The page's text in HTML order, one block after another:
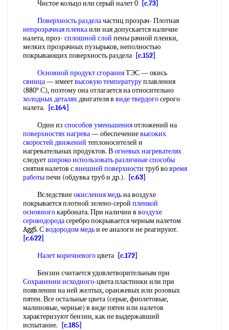
Чистое кольцо или серый налет 0 [c.73]
Поверхность разделачастиц прозрач- Плотная
непрозрачная пленкаили ная допускается наличие
налета, проз- сплошной слой пены рачной пленки,
мелких прозрачных пузырьков, неполностью
покрывающих поверхность раздела [c.152]
Основной продукт сгоранияТЭС — окись
свинца— имеетвысокую температуруплавления
(880° С), поэтому она отлагается на относительно
холодных деталяхдвигателя в виде твердогосерого
налета.
[c.164]
Один из способов уменьшенияотложений на
поверхностях нагрева— обеспечениевысоких
скоростей движений теплоносителей и
нагревательных продуктов. Вогневых нагревателях
следуетшироко использоватьразличные способы
снятия налетов свнешней поверхности труб вовремя
работыпечи (обдувка труб и др.).
[c.63]
Вследствиеокисления медьна воздухе
покрывается плотной зелено-серой пленкой
основногокарбоната. При наличии в воздухе
сероводородасеребро покрывается черным налетом
AggS. Сводородом медьи ее аналоги не реагируют.
[c.622]
Налет коричневогоцвета [c.172]
Бензин считается удовлетворительным при
Сохранении исходного-цвета пластинки или при
появлении на ней желтых, оранжевых или розовых
пятен. Все остальные цвета (серые, фиолетовые,
малиновые, черные) в виде пятен или налетов
характеризуют бензин, как не выдержавший
испытание.
[c.185]